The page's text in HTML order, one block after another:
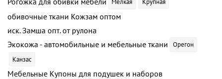
Мелкая Крупная
обивочные ткани Кожзам оптом
иск. Замша опт. от рулона
Экокожа - автомобильные и мебельные ткани
Орегон
Канзас
Мебельные Купоны для подушек и наборов